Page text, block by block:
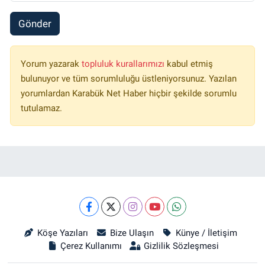
Gönder
Yorum yazarak topluluk kurallarımızı kabul etmiş
bulunuyor ve tüm sorumluluğu üstleniyorsunuz. Yazılan
yorumlardan Karabük Net Haber hiçbir şekilde sorumlu
tutulamaz.
Köşe Yazıları Bize Ulaşın
Künye / İletişim
Çerez Kullanımı
Gizlilik Sözleşmesi